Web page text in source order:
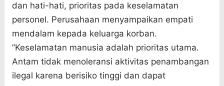
dan hati-hati, prioritas pada keselamatan
personel. Perusahaan menyampaikan empati
mendalam kepada keluarga korban.
”Keselamatan manusia adalah prioritas utama.
Antam tidak menoleransi aktivitas penambangan
ilegal karena berisiko tinggi dan dapat